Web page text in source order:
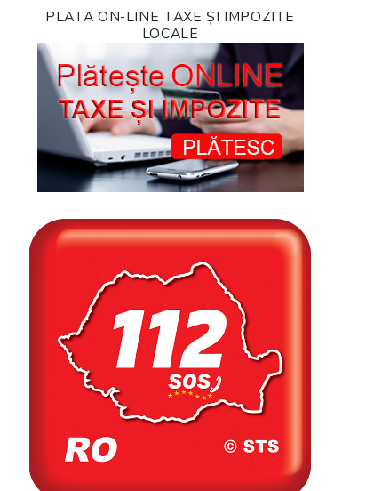
PLATA ON-LINE TAXE ȘI IMPOZITE
LOCALE